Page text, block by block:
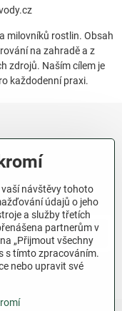
milovníků rostlin. Obsah
na zahradě a z
zdrojů. Naším cílem je
každodenní praxi.
Odebírat
vaší návštěvy tohoto
údajů o jeho
a služby třetích
partnerům v
„Přijmout všechny
s tímto zpracováním.
nebo upravit své